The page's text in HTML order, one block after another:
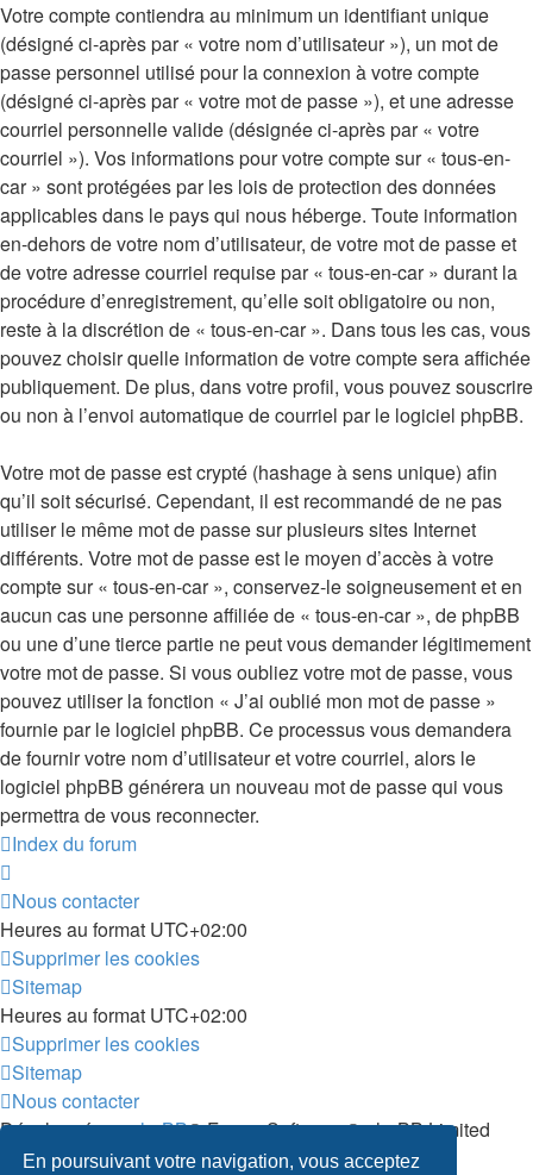
En poursuivant votre navigation, vous acceptez
Votre compte contiendra au minimum un identifiant unique
(désigné ci-après par « votre nom d’utilisateur »), un mot de
passe personnel utilisé pour la connexion à votre compte
(désigné ci-après par « votre mot de passe »), et une adresse
courriel personnelle valide (désignée ci-après par « votre
courriel »). Vos informations pour votre compte sur « tous-en-
car » sont protégées par les lois de protection des données
applicables dans le pays qui nous héberge. Toute information
en-dehors de votre nom d’utilisateur, de votre mot de passe et
de votre adresse courriel requise par « tous-en-car » durant la
procédure d’enregistrement, qu’elle soit obligatoire ou non,
reste à la discrétion de « tous-en-car ». Dans tous les cas, vous
pouvez choisir quelle information de votre compte sera affichée
publiquement. De plus, dans votre profil, vous pouvez souscrire
ou non à l’envoi automatique de courriel par le logiciel phpBB.
Votre mot de passe est crypté (hashage à sens unique) afin
qu’il soit sécurisé. Cependant, il est recommandé de ne pas
utiliser le même mot de passe sur plusieurs sites Internet
différents. Votre mot de passe est le moyen d’accès à votre
compte sur « tous-en-car », conservez-le soigneusement et en
aucun cas une personne affiliée de « tous-en-car », de phpBB
ou une d’une tierce partie ne peut vous demander légitimement
votre mot de passe. Si vous oubliez votre mot de passe, vous
pouvez utiliser la fonction « J’ai oublié mon mot de passe »
fournie par le logiciel phpBB. Ce processus vous demandera
de fournir votre nom d’utilisateur et votre courriel, alors le
logiciel phpBB générera un nouveau mot de passe qui vous
permettra de vous reconnecter.
Index du forum
Nous contacter
Heures au format UTC+02:00
Supprimer les cookies
Sitemap
Heures au format UTC+02:00
Supprimer les cookies
Sitemap
Nous contacter
Développé parphpBB® Forum Software © phpBB Limited
Traduit parphpBB-fr.com